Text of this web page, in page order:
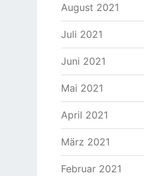
August 2021
Juli 2021
Juni 2021
Mai 2021
April 2021
März 2021
Februar 2021